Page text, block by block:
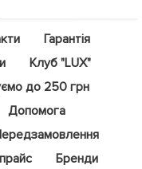
Гарантія
Клуб "LUX"
до 250 грн
Допомога
Бренди